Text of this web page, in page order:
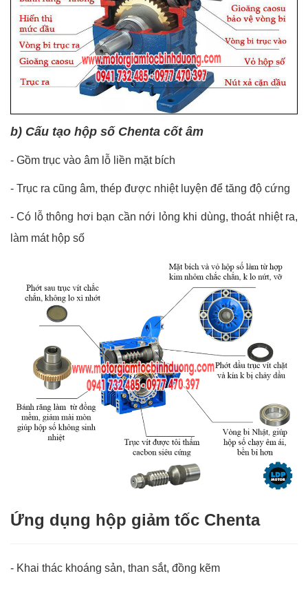
b) Cấu tạo hộp số Chenta cốt âm
- Gồm trục vào âm lỗ liền mặt bích
- Trục ra cũng âm, thép được nhiệt luyện để tăng độ cứng
-Có lỗ thông hơi bạn cần nới lỏng khi dùng, thoát nhiệt ra,
làm mát hộp số
Ứng dụng hộp giảm tốc Chenta
- Khai thác khoáng sản, than sắt, đồng kẽm